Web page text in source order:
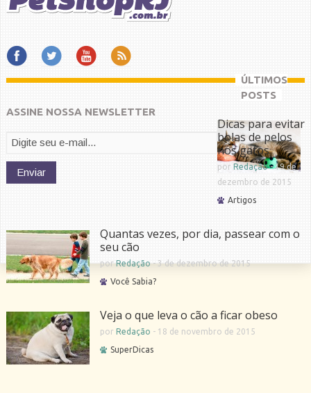
ASSINE NOSSA NEWSLETTER
ÚLTIMOS
POSTS
Dicas para evitar
bolas de pelos
nos gatos
por Redação-19 de
dezembro de 2015
Artigos
Quantas vezes, por dia, passear com o
seu cão
porRedação-3 de dezembro de 2015
Você Sabia?
Veja o que leva o cão a ficar obeso
por Redação - 18 de novembro de 2015
SuperDicas